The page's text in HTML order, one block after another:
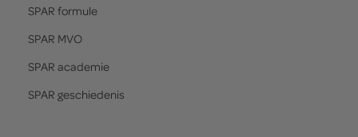
SPAR formule
SPAR MVO
SPAR academie
SPAR geschiedenis